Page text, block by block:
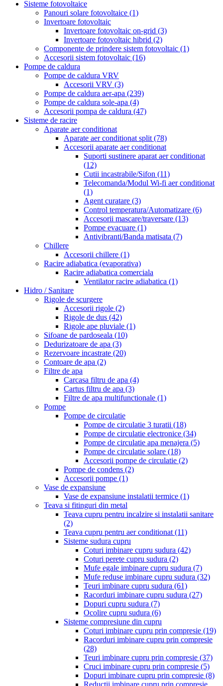
Sisteme fotovoltaice
Panouri solare fotovoltaice (1)
Invertoare fotovoltaic
Invertoare fotovoltaic on-grid (3)
Invertoare fotovoltaic hibrid (2)
Componente de prindere sistem fotovoltaic (1)
Accesorii sistem fotovoltaic (16)
Pompe de caldura
Pompe de caldura VRV
Accesorii VRV (3)
Pompe de caldura aer-apa (239)
Pompe de caldura sole-apa (4)
Accesorii pompa de caldura (47)
Sisteme de racire
Aparate aer conditionat
Aparate aer conditionat split (78)
Accesorii aparate aer conditionat
Suporti sustinere aparat aer conditionat
(12)
Cutii incastrabile/Sifon (11)
Telecomanda/Modul Wi-fi aer conditionat
(1)
Agent curatare (3)
Control temperatura/Automatizare (6)
Accesorii mascare/traversare (13)
Pompe evacuare (1)
Antivibranti/Banda matisata (7)
Chillere
Accesorii chillere (1)
Racire adiabatica (evaporativa)
Racire adiabatica comerciala
Ventilator racire adiabatica (1)
Hidro / Sanitare
Rigole de scurgere
Accesorii rigole (2)
Rigole de dus (42)
Rigole ape pluviale (1)
Sifoane de pardoseala (10)
Dedurizatoare de apa (3)
Rezervoare incastrate (20)
Contoare de apa (2)
Filtre de apa
Carcasa filtru de apa (4)
Cartus filtru de apa (3)
Filtre de apa multifunctionale (1)
Pompe
Pompe de circulatie
Pompe de circulatie 3 turatii (18)
Pompe de circulatie electronice (34)
Pompe de circulatie apa menajera (5)
Pompe de circulatie solare (18)
Accesorii pompe de circulatie (2)
Pompe de condens (2)
Accesorii pompe (1)
Vase de expansiune
Vase de expansiune instalatii termice (1)
Teava si fitinguri din metal
Teava cupru pentru incalzire si instalatii sanitare
(2)
Teava cupru pentru aer conditionat (11)
Sisteme sudura cupru
Coturi imbinare cupru sudura (42)
Coturi perete cupru sudura (2)
Mufe egale imbinare cupru sudura (7)
Mufe reduse imbinare cupru sudura (32)
Teuri imbinare cupru sudura (61)
Racorduri imbinare cupru sudura (27)
Dopuri cupru sudura (7)
Ocolire cupru sudura (6)
Sisteme compresiune din cupru
Coturi imbinare cupru prin compresie (19)
Racorduri imbinare cupru prin compresie
(28)
Teuri imbinare cupru prin compresie (37)
Cruci imbinare cupru prin compresie (5)
Dopuri imbinare cupru prin compresie (8)
Reductii imbinare cupru prin compresie